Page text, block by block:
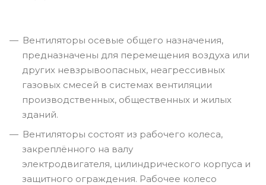
Вентиляторы осевые общего назначения,
предназначены для перемещения воздуха или
других невзрывоопасных, неагрессивных
газовых смесей в системах вентиляции
производственных, общественных и жилых
зданий.
Вентиляторы состоят из рабочего колеса,
закреплённого на валу
электродвигателя, цилиндрического корпуса и
защитного ограждения. Рабочее колесо